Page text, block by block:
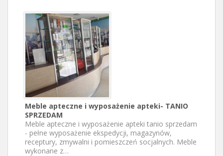
Meble apteczne i wyposażenie apteki- TANIO
SPRZEDAM
Meble apteczne i wyposażenie apteki tanio sprzedam
- pełne wyposażenie ekspedycji, magazynów,
receptury, zmywalni i pomieszczeń socjalnych. Meble
wykonane z…